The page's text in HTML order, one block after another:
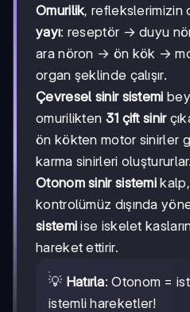
Omurilik, reflekslerimizin
yayı: reseptör → duyu
ara nöron → ön kök →
organ şeklinde çalışır.
Çevresel sinir sistemi
omurilikten 31 çift sinir
ön kökten motor sinirler
karma sinirleri oluştururlar.
Otonom sinir sistemi
kontrolümüz dışında
sistemi ise iskelet
hareket ettirir.
💡 Hatırla: Otonom =
istemli hareketler!